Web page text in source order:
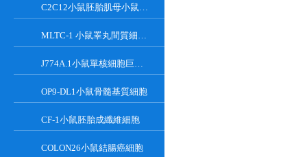
C2C12小鼠胚胎肌母小鼠胚胎肌母細胞
MLTC-1 小鼠睪丸間質細胞瘤細胞系
J774A.1小鼠單核細胞巨噬細胞
OP9-DL1小鼠骨髓基質細胞
CF-1小鼠胚胎成纖維細胞
COLON26小鼠結腸癌細胞